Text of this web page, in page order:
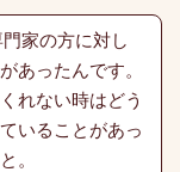
家の方に対し
あったんです。
れない時はどう
いることがあっ
。